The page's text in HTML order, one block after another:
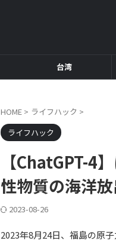
台湾
HOME > ライフハック >
ライフハック
【ChatGPT-4
性物質の海洋
2023-08-26
2023年8月24日、福島の原